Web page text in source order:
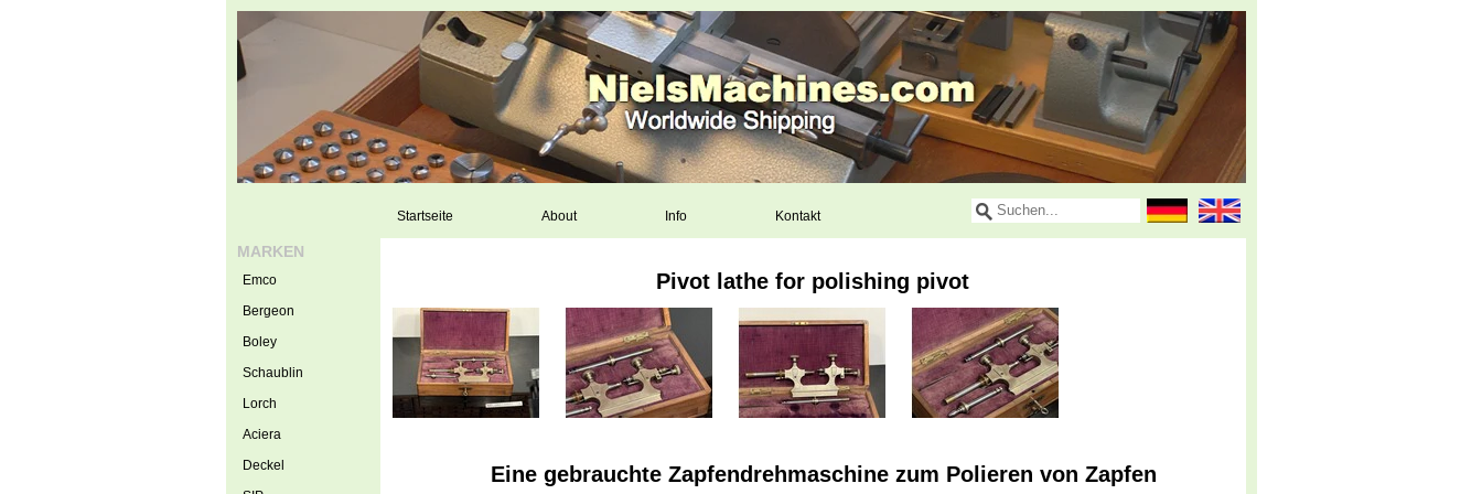
Startseite About Info Kontakt
Pivot lathe for polishing pivot
Eine gebrauchte Zapfendrehmaschine zum Polieren von Zapfen
MARKEN
Emco
Bergeon
Boley
Schaublin
Lorch
Aciera
Deckel